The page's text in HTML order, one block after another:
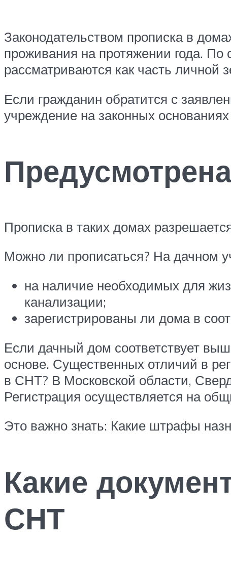
Законодательством прописка в
проживания на протяжении года. По
рассматриваются как часть личной
Если гражданин обратится с
учреждение на законных
Прописка в таких домах
Можно ли прописаться? На дачном
на наличие необходимых для
канализации;
зарегистрированы ли дома в
Если дачный дом соответствует
основе. Существенных отличий в
в СНТ? В Московской области,
Регистрация осуществляется на
Это важно знать: Какие штрафы
Какие
СНТ